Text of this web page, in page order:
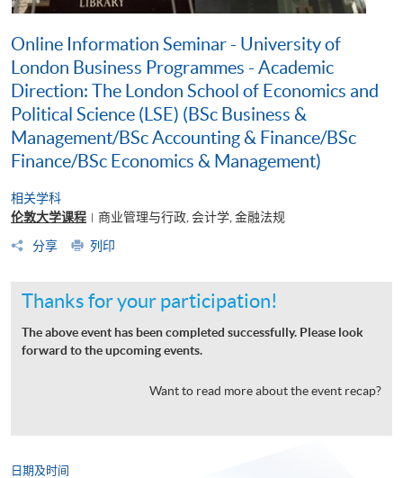
Online Information Seminar - University of
London Business Programmes - Academic
Direction: The London School of Economics and
Political Science (LSE) (BSc Business &
Management/BSc Accounting & Finance/BSc
Finance/BSc Economics & Management)
相关学科
伦敦大学课程 | 商业管理与行政, 会计学, 金融法规
分享
列印
Thanks for your participation!
The above event has been completed successfully. Please look
forward to the upcoming events.
Want to read more about the event recap?
日期及时间